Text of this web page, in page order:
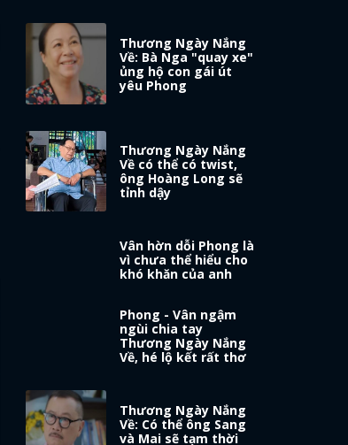
Thương Ngày Nắng
Về: Bà Nga "quay xe"
ủng hộ con gái út
yêu Phong
Thương Ngày Nắng
Về có thể có twist,
ông Hoàng Long sẽ
tỉnh dậy
Vân hờn dỗi Phong là
vì chưa thể hiểu cho
khó khăn của anh
Phong - Vân ngậm
ngùi chia tay
Thương Ngày Nắng
Về, hé lộ kết rất thơ
Thương Ngày Nắng
Về: Có thể ông Sang
và Mai sẽ tạm thời